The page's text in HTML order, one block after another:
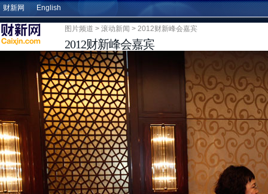
财新网 English
图片频道 > 滚动新闻 > 2012财新峰会嘉宾
2012财新峰会嘉宾